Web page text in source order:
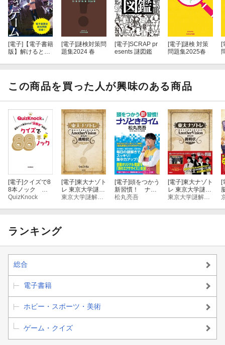
[電子] 【電子書籍
版】解けるとこ
[電子]謎検対策問
題集2024 春
[電子]SCRAP pr
esents 謎図鑑
[電子]謎検 対策
問題集2025春
[
この商品を買った人が興味のある商品
[電子]クイズで8
8本ノック 最
強クイズ集団か
QuizKnock
[電子]東大ナゾト
レ 東京大学謎解
き制作集団Anot
[電子]頭をつかう
新習慣！ ナゾ
ときタイム
松丸亮吾
[電子]東大ナゾト
レ 東京大学謎解
き制作集団Anot
[
ランキング
総合
電子書籍
ホビー・スポーツ・美術
ゲーム・クイズ